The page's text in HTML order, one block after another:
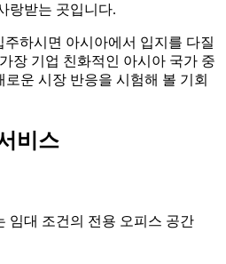
랑받는 곳입니다.
주하시면 아시아에서 입지를 다질
장 기업 친화적인 아시아 국가 중
운 시장 반응을 시험해 볼 기회
비스
임대 조건의 전용 오피스 공간